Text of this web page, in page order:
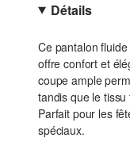
Détails
Ce pantalon
offre confort et
coupe ample
tandis que le
Parfait pour les
spéciaux.